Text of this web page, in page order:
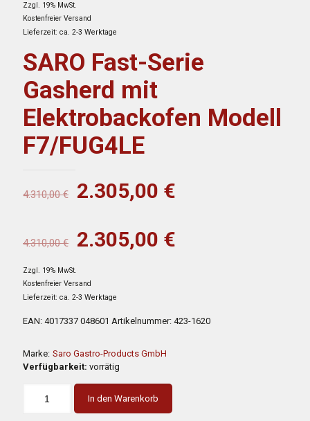
war:
4.310,00 €
Zzgl. 19% MwSt.
Kostenfreier Versand
Lieferzeit: ca. 2-3 Werktage
SARO Fast-Serie
Gasherd mit
Elektrobackofen Modell
F7/FUG4LE
4.310,00€
Ursprünglicher
war:
4.310,00 €
2.305,00 €
4.310,00€
Ursprünglicher
war:
4.310,00 €
2.305,00 €
Zzgl. 19% MwSt.
Kostenfreier Versand
Lieferzeit: ca. 2-3 Werktage
EAN: 4017337 048601 Artikelnummer: 423-1620
Marke: Saro Gastro-Products GmbH
Verfügbarkeit: vorrätig
In den Warenkorb